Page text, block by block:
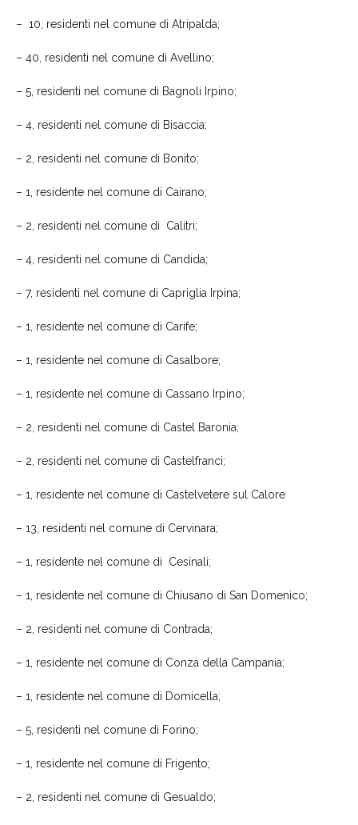
– 10 , residenti nel comune di Atripalda;
– 40 , residenti nel comune di Avellino;
– 5 , residenti nel comune di Bagnoli Irpino;
– 4 , residenti nel comune di Bisaccia;
– 2, residenti nel comune di Bonito;
– 1, residente nel comune di Cairano;
– 2 , residenti nel comune di Calitri;
– 4 , residenti nel comune di Candida;
– 7, residenti nel comune di Capriglia Irpina;
– 1 , residente nel comune di Carife;
– 1, residente nel comune di Casalbore;
– 1 , residente nel comune di Cassano Irpino;
– 2 , residenti nel comune di Castel Baronia;
– 2 , residenti nel comune di Castelfranci;
– 1 , residente nel comune di Castelvetere sul Calore
– 13 , residenti nel comune di Cervinara;
– 1 , residente nel comune di Cesinali;
– 1, residente nel comune di Chiusano di San Domenico;
– 2 , residenti nel comune di Contrada;
– 1, residente nel comune di Conza della Campania;
– 1, residente nel comune di Domicella;
– 5 , residenti nel comune di Forino;
– 1, residente nel comune di Frigento;
– 2 , residenti nel comune di Gesualdo;